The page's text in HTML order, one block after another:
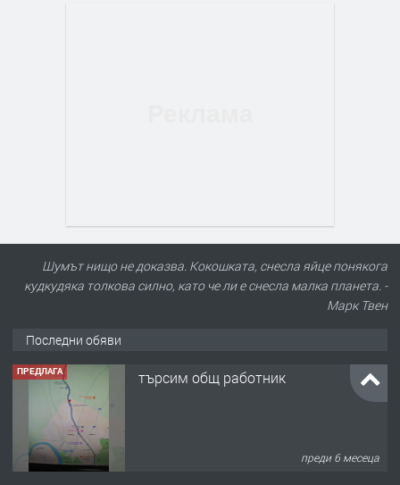
Шумът нищо не доказва. Кокошката, снесла яйце понякога
кудкудяка толкова силно, като че ли е снесла малка планета. -
Марк Твен
Последни обяви
ПРЕДЛАГА търсим общ работник
преди 6 месеца